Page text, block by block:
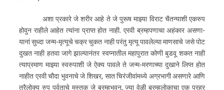
अशा प्रकारे जे शरीर आहे ते जे पुरूष माझ्या विराट चैतन्याशी एकरुप
होवुन राहीले आहेत त्यांना प्राप्त होत नाही. एरवी ब्रम्हपणाचा अहंकार असणा-
यानां सुध्दा जन्म-मृत्यूचे चक्र चुकत नाही परंतु मृत्यू पावलेल्या माणसाचे जसे पोट
दुखत नाही हतवा जागे झाल्यानंतर स्वप्नातील महापुरात कोणी बुडवू शकत नाही
त्याप्रमाण माझ्या स्वरुपाशी जे ऐक्य पावले ते जन्म-मरणाच्या दुखाने लिप्त होत
नाहीत एरवी चौदा भुवनाचे जे शिखर, सात चिरंजीवांमध्ये अग्रभागी असणारे आणि
त्रैलोक्य रुप पर्वताचे मस्तक जे ब्रम्हभुवन, ज्या वेळी ब्रम्हलोकाचा एक प्रहर